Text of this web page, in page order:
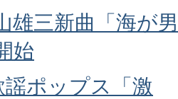
雄三新曲「海が男
始
謡ポップス「激